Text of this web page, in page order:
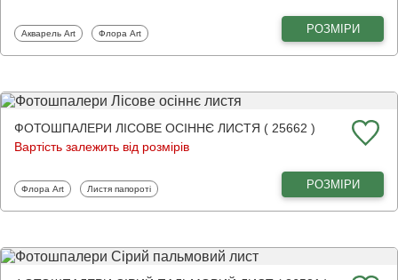
Фотошпалери
Акварель Art Фотошпалери
Флора Art РОЗМІРИ
ФОТОШПАЛЕРИ ЛІСОВЕ ОСІННЄ ЛИСТЯ ( 25662 )
Вартість залежить від розмірів
Фотошпалери
Флора Art Фотошпалери
Листя папороті РОЗМІРИ